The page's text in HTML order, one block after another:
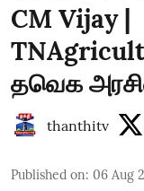
CM Vijay |
தவெக
thanthitv
Published on: 06 Aug